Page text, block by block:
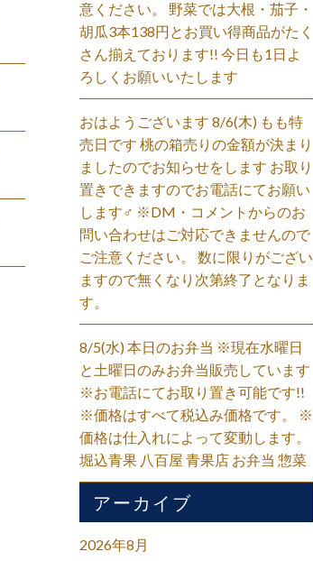
意ください。 野菜では大根・茄子・
胡瓜3本138円とお買い得商品がたく
さん揃えております!! 今日も1日よ
ろしくお願いいたします
おはようございます 8/6(木) もも特
売日です 桃の箱売りの金額が決まり
ましたのでお知らせをします お取り
置きできますのでお電話にてお願い
します‍♂️ ※DM・コメントからのお
問い合わせはご対応できませんので
ご注意ください。 数に限りがござい
ますので無くなり次第終了となりま
す。
8/5(水) 本日のお弁当 ※現在水曜日
と土曜日のみお弁当販売しています
※お電話にてお取り置き可能です!!
※価格はすべて税込み価格です。 ※
価格は仕入れによって変動します。
堀込青果 八百屋 青果店 お弁当 惣菜
アーカイブ
2026年8月